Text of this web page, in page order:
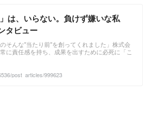
は、いらない。負けず嫌いな私
タビュー
そんな"当たり前"を創ってくれました」株式会
に責任感を持ち、成果を出すために必死に「こ
post_articles/999623